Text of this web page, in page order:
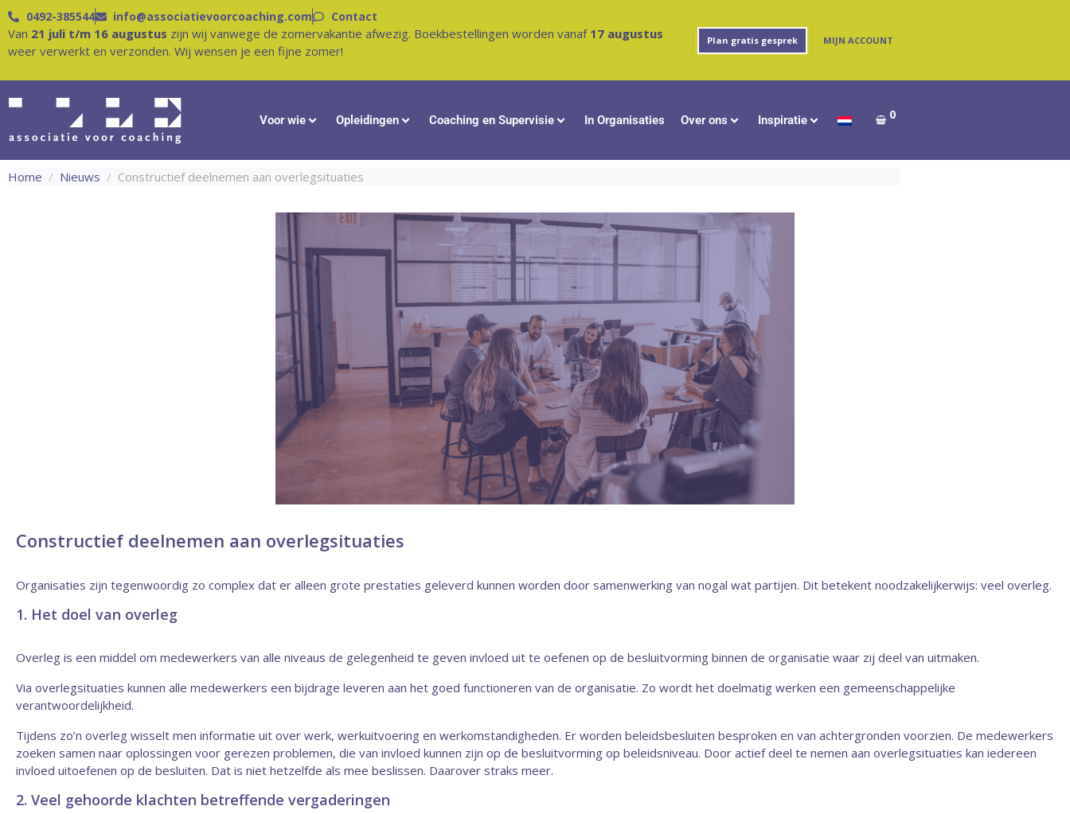
0492-385544 info@associatievoorcoaching.com Contact
Van 21 juli t/m 16 augustus zijn wij vanwege de zomervakantie afwezig. Boekbestellingen worden vanaf 17 augustus
weer verwerkt en verzonden. Wij wensen je een fijne zomer!
Plan gratis gesprek MIJN ACCOUNT
Voor wie Opleidingen Coaching en Supervisie In Organisaties Over ons Inspiratie 0
Home Nieuws Constructief deelnemen aan overlegsituaties
Constructief deelnemen aan overlegsituaties
Organisaties zijn tegenwoordig zo complex dat er alleen grote prestaties geleverd kunnen worden door samenwerking van nogal wat partijen. Dit betekent noodzakelijkerwijs: veel overleg.
1. Het doel van overleg
Overleg is een middel om medewerkers van alle niveaus de gelegenheid te geven invloed uit te oefenen op de besluitvorming binnen de organisatie waar zij deel van uitmaken.
Via overlegsituaties kunnen alle medewerkers een bijdrage leveren aan het goed functioneren van de organisatie. Zo wordt het doelmatig werken een gemeen­schap­pelijke
verantwoordelijkheid.
Tijdens zo’n overleg wisselt men informatie uit over werk, werkuitvoering en werkomstandigheden. Er worden beleidsbesluiten besproken en van achtergronden voorzien. De medewerkers
zoeken samen naar oplossingen voor gerezen problemen, die van invloed kunnen zijn op de besluitvorming op beleidsniveau. Door actief deel te nemen aan overlegsituaties kan iedereen
invloed uitoefenen op de besluiten. Dat is niet hetzelfde als mee beslissen. Daarover straks meer.
2. Veel gehoorde klachten betreffende vergaderingen